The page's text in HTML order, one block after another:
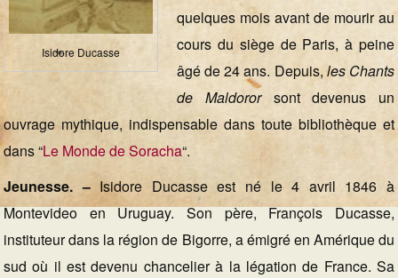
Isidore Ducasse
quelques mois avant de mourir au
cours du siège de Paris, à peine
âgé de 24 ans. Depuis,les Chants
de Maldororsont devenus un
ouvrage mythique, indispensable dans toute bibliothèque et
dans “Le Monde de Soracha“.
Jeunesse. –Isidore Ducasse est né le 4 avril 1846 à
Montevideo en Uruguay. Son père, François Ducasse,
instituteur dans la région de Bigorre, a émigré en Amérique du
sud où il est devenu chancelier à la légation de France. Sa